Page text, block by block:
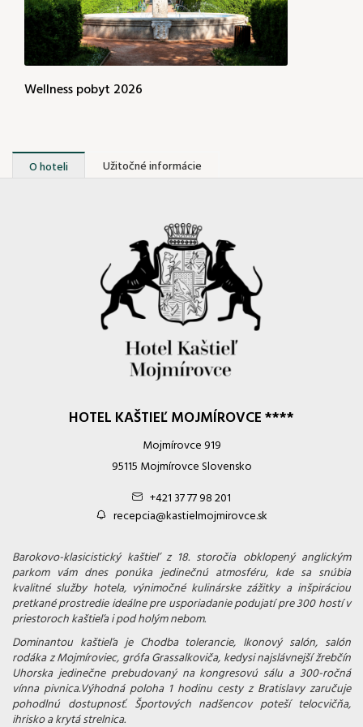
Wellness pobyt 2026
O hoteli Užitočné informácie
HOTEL KAŠTIEĽ MOJMÍROVCE ****
Mojmírovce 919
95115 Mojmírovce Slovensko
+421 37 77 98 201
recepcia@kastielmojmirovce.sk
Barokovo-klasicistický kaštieľ z 18. storočia obklopený anglickým
parkom vám dnes ponúka jedinečnú atmosféru, kde sa snúbia
kvalitné služby hotela, výnimočné kulinárske zážitky a inšpiráciou
pretkané prostredie ideálne pre usporiadanie podujatí pre 300 hostí v
priestoroch kaštieľa i pod holým nebom.
Dominantou kaštieľa je Chodba tolerancie, Ikonový salón, salón
rodáka z Mojmíroviec, grófa Grassalkoviča, kedysi najslávnejší žrebčín
Uhorska jedinečne prebudovaný na kongresovú sálu a 300-ročná
vínna pivnica.Výhodná poloha 1 hodinu cesty z Bratislavy zaručuje
pohodlnú dostupnosť.Športových nadšencov poteší telocvičňa,
ihrisko a krytá strelnica.